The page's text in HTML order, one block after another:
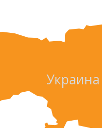
Украина